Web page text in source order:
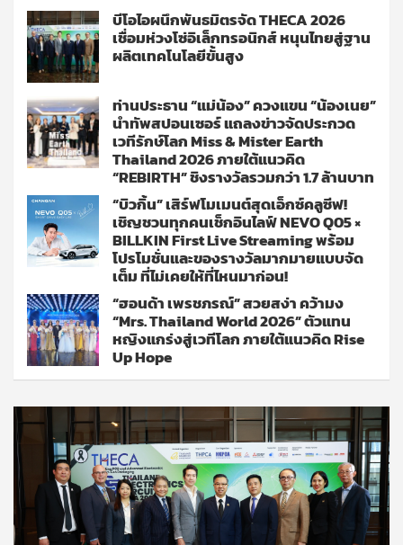
บีโอไอผนึกพันธมิตรจัด THECA 2026
เชื่อมห่วงโซ่อิเล็กทรอนิกส์ หนุนไทยสู่ฐาน
ผลิตเทคโนโลยีขั้นสูง
ท่านประธาน “แม่น้อง” ควงแขน “น้องเนย”
นำทัพสปอนเซอร์ แถลงข่าวจัดประกวด
เวทีรักษ์โลก Miss & Mister Earth
Thailand 2026 ภายใต้แนวคิด
“REBIRTH” ชิงรางวัลรวมกว่า 1.7 ล้านบาท
“บิวกิ้น” เสิร์ฟโมเมนต์สุดเอ็กซ์คลูซีฟ!
เชิญชวนทุกคนเช็กอินไลฟ์ NEVO Q05 ×
BILLKIN First Live Streaming พร้อม
โปรโมชั่นและของรางวัลมากมายแบบจัด
เต็ม ที่ไม่เคยให้ที่ไหนมาก่อน!
“ฮอนด้า เพรชภรณ์” สวยสง่า คว้ามง
“Mrs. Thailand World 2026” ตัวแทน
หญิงแกร่งสู่เวทีโลก ภายใต้แนวคิด Rise
Up Hope